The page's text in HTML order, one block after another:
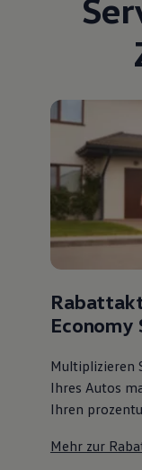
Über Ihr
Live
Magazin
Pannen-
Economy
Multiplizieren
Ihres Autos
Ihren
Mehr zur